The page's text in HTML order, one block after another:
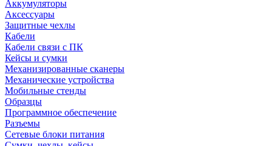
Аккумуляторы
Аксессуары
Защитные чехлы
Кабели
Кабели связи с ПК
Кейсы и сумки
Механизированные сканеры
Механические устройства
Мобильные стенды
Образцы
Программное обеспечение
Разъемы
Сетевые блоки питания